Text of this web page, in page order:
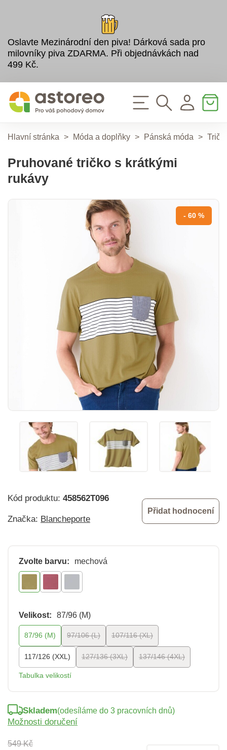
Oslavte Mezinárodní den piva! Dárková sada pro
milovníky piva ZDARMA. Při objednávkách nad
499 Kč.
Hlavní stránka > Móda a doplňky > Pánská móda >
Pruhované tričko s krátkými
rukávy
- 60 %
Kód produktu: 458562T096
Značka: Blancheporte
Přidat hodnocení
Zvolte barvu: mechová
Velikost: 87/96 (M)
87/96 (M) 97/106 (L) 107/116 (XL)
117/126 (XXL) 127/136 (3XL) 137/146 (4XL)
Tabulka velikostí
549 Kč
Skladem(odesíláme do 3 pracovních dnů)
Možnosti doručení